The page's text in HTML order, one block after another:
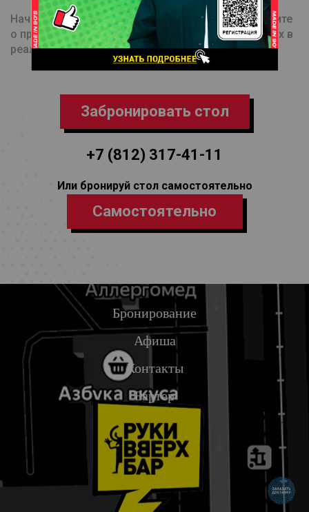
Начнем с малого — звоните по номеру и расскажите
о празднике вашей мечты, ведь мы воплощаем их в
реальность!
Забронировать стол
+7 (812) 317-41-11
Или бронируй стол самостоятельно
Самостоятельно
Бронирование
Афиша
Контакты
Бартер